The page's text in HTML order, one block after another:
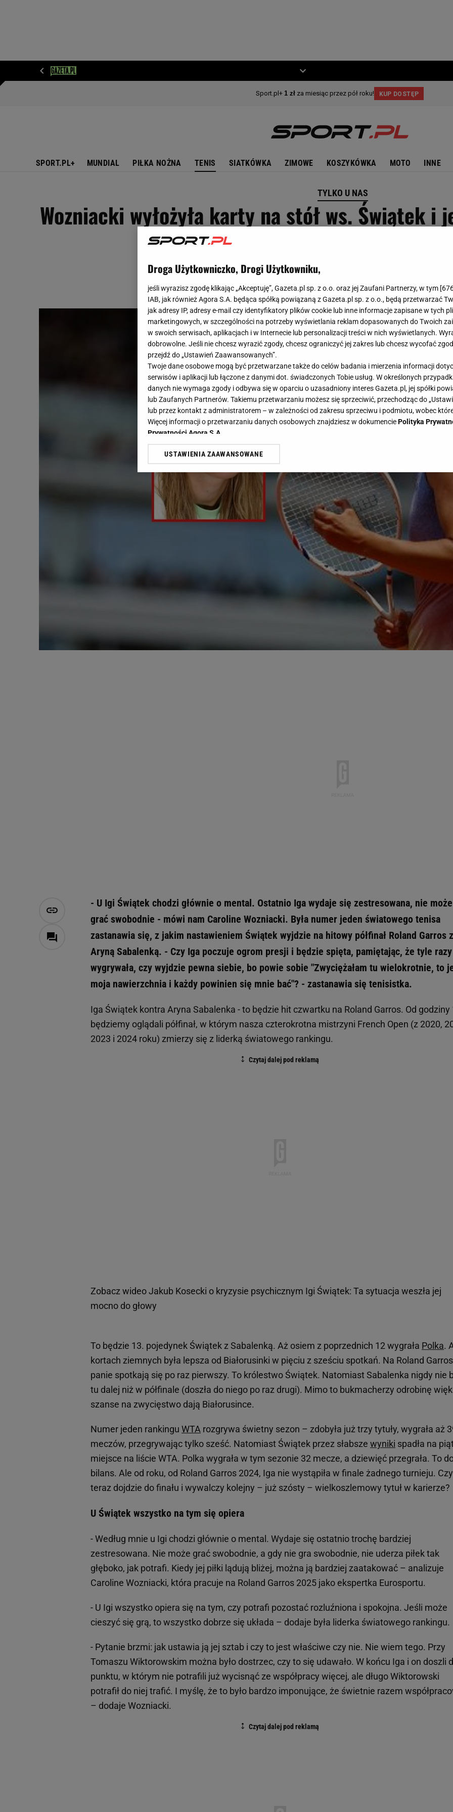
SPORT.PL+ MUNDIAL PIŁKA NOŻNA TENIS SIATKÓWKA ZIMOWE KOSZYKÓWKA MOTO INNE
TYLKO U NAS
Wozniacki wyłożyła karty na stół ws. Świątek
5 czerwca 2025, 07:11
- U Igi Świątek chodzi głównie o mental. Ostatnio Iga wydaje się zestresowana, nie może
grać swobodnie - mówi nam Caroline Wozniacki. Była numer jeden światowego tenisa
zastanawia się, z jakim nastawieniem Świątek wyjdzie na hitowy półfinał Roland Garros z
Aryną Sabalenką. - Czy Iga poczuje ogrom presji i będzie spięta, pamiętając, że tyle
wygrywała, czy wyjdzie pewna siebie, bo powie sobie "Zwyciężałam tu wielokrotnie, to
moja nawierzchnia i każdy powinien się mnie bać"? - zastanawia się tenisistka.
Iga Świątek kontra Aryna Sabalenka - to będzie hit czwartku na Roland Garros. Od godziny
będziemy oglądali półfinał, w którym nasza czterokrotna mistrzyni French Open (z 2020,
2023 i 2024 roku) zmierzy się z liderką światowego rankingu.
Zobacz wideoJakub Kosecki o kryzysie psychicznym Igi Świątek: Ta sytuacja weszła jej
mocno do głowy
To będzie 13. pojedynek Świątek z Sabalenką. Aż osiem z poprzednich 12 wygrała Polka.
kortach ziemnych była lepsza od Białorusinki w pięciu z sześciu spotkań. Na Roland Garros
panie spotkają się po raz pierwszy. To królestwo Świątek. Natomiast Sabalenka nigdy nie
tu dalej niż w półfinale (doszła do niego po raz drugi). Mimo to bukmacherzy odrobinę
szanse na zwycięstwo dają Białorusince.
Numer jeden rankingu WTA rozgrywa świetny sezon – zdobyła już trzy tytuły, wygrała aż
meczów, przegrywając tylko sześć. Natomiast Świątek przez słabsze wyniki spadła na
miejsce na liście WTA. Polka wygrała w tym sezonie 32 mecze, a dziewięć przegrała. To
bilans. Ale od roku, od Roland Garros 2024, Iga nie wystąpiła w finale żadnego turnieju. Czy
teraz dojdzie do finału i wywalczy kolejny – już szósty – wielkoszlemowy tytuł w karierze?
U Świątek wszystko na tym się opiera
- Według mnie u Igi chodzi głównie o mental. Wydaje się ostatnio trochę bardziej
zestresowana. Nie może grać swobodnie, a gdy nie gra swobodnie, nie uderza piłek tak
głęboko, jak potrafi. Kiedy jej piłki lądują bliżej, można ją bardziej zaatakować – analizuje
Caroline Wozniacki, która pracuje na Roland Garros 2025 jako ekspertka Eurosportu.
- U Igi wszystko opiera się na tym, czy potrafi pozostać rozluźniona i spokojna. Jeśli może
cieszyć się grą, to wszystko dobrze się układa – dodaje była liderka światowego rankingu.
- Pytanie brzmi: jak ustawia ją jej sztab i czy to jest właściwe czy nie. Nie wiem tego. Przy
Tomaszu Wiktorowskim można było dostrzec, czy to się udawało. W końcu Iga i on doszli
punktu, w którym nie potrafili już wycisnąć ze współpracy więcej, ale długo Wiktorowski
potrafił do niej trafić. I myślę, że to było bardzo imponujące, że świetnie razem
– dodaje Wozniacki.
Droga Użytkowniczko, Drogi Użytkowniku,
jeśli wyrazisz zgodę klikając „Akceptuję”, Gazeta.pl sp. z o.o. oraz jej Zaufani Partnerzy, w tym [
IAB, jak również Agora S.A. będąca spółką powiązaną z Gazeta.pl sp. z o.o., będą przetwarzać
jak adresy IP, adresy e-mail czy identyfikatory plików cookie lub inne informacje zapisane w tych
marketingowych, w szczególności na potrzeby wyświetlania reklam dopasowanych do Twoich
w swoich serwisach, aplikacjach i w Internecie lub personalizacji treści w nich wyświetlanych.
dobrowolne. Jeśli nie chcesz wyrazić zgody, chcesz ograniczyć jej zakres lub chcesz wycofać
przejdź do „Ustawień Zaawansowanych”.
Twoje dane osobowe mogą być przetwarzane także do celów badania i mierzenia informacji
serwisów i aplikacji lub łączone z danymi dot. świadczonych Tobie usług. W określonych
danych nie wymaga zgody i odbywa się w oparciu o uzasadniony interes Gazeta.pl, jej spółki
lub Zaufanych Partnerów. Takiemu przetwarzaniu możesz się sprzeciwić, przechodząc do
lub przez kontakt z administratorem – w zależności od zakresu sprzeciwu i podmiotu, wobec
Więcej informacji o przetwarzaniu danych osobowych znajdziesz w dokumenciePolityka
Prywatności Agora S.A.
Klikając „Akceptuję” wyrażasz też zgodę na zainstalowanie i przechowywanie plików cookie
Zaufanych Partnerów i Agora S.A. na Twoim urządzeniu końcowym. Możesz w każdej chwili
dotyczące plików cookie, wywołując narzędzie do zarządzania twoimi preferencjami dot.
odnośnik „Ustawienia prywatności ” w stopce serwisu i przechodząc do „Ustawień
plików cookie możliwa jest także za pomocą ustawień przeglądarki.
My, nasi Zaufani Partnerzy i Agora S.A. możemy przetwarzać dane osobowe w następujących
Użycie dokładnych danych geolokalizacyjnych. Aktywne skanowanie charakterystyki urządzenia
Przechowywanie informacji na urządzeniu lub dostęp do nich. Spersonalizowane reklamy i treści,
Lista Zaufanych Partnerów
USTAWIENIA ZAAWANSOWANE